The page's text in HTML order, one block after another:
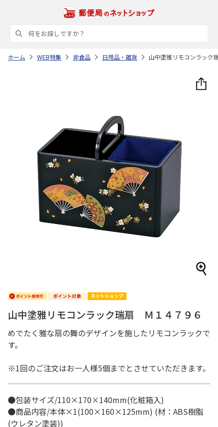
ホーム WEB特集 非食品 日用品・雑貨 山中塗雅リモコンラック
山中塗雅リモコンラック瑞扇 Ｍ１４７９６
めでたく雅な扇の舞のデザインを施したリモコンラックで
す。
※1回のご注文はお一人様5個までとさせていただきます。
●包装サイズ/110×170×140mm(化粧箱入)
●商品内容/本体×1(100×160×125mm) (材：ABS樹脂
(ウレタン塗装))